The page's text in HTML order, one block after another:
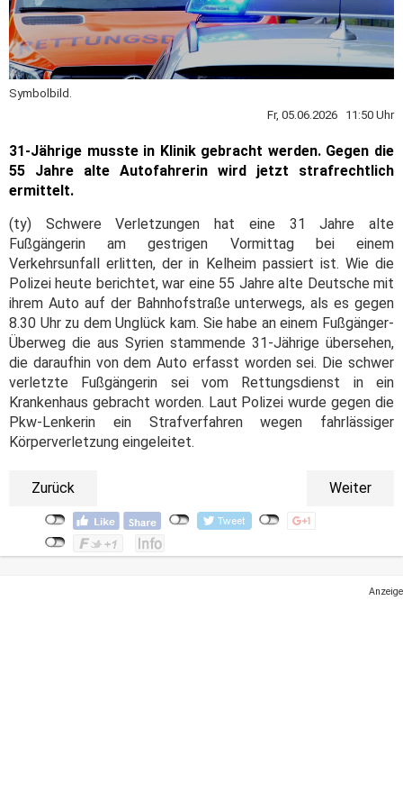
Symbolbild.
Fr, 05.06.2026 11:50 Uhr
31-Jährige musste in Klinik gebracht werden. Gegen die
55 Jahre alte Autofahrerin wird jetzt strafrechtlich
ermittelt.
(ty) Schwere Verletzungen hat eine 31 Jahre alte
Fußgängerin am gestrigen Vormittag bei einem
Verkehrsunfall erlitten, der in Kelheim passiert ist. Wie die
Polizei heute berichtet, war eine 55 Jahre alte Deutsche mit
ihrem Auto auf der Bahnhofstraße unterwegs, als es gegen
8.30 Uhr zu dem Unglück kam. Sie habe an einem Fußgänger-
Überweg die aus Syrien stammende 31-Jährige übersehen,
die daraufhin von dem Auto erfasst worden sei. Die schwer
verletzte Fußgängerin sei vom Rettungsdienst in ein
Krankenhaus gebracht worden. Laut Polizei wurde gegen die
Pkw-Lenkerin ein Strafverfahren wegen fahrlässiger
Körperverletzung eingeleitet.
Zurück Weiter
Anzeige